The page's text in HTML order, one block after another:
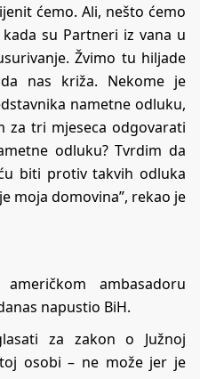
ćemo. Ali, nešto ćemo
su Partneri iz vana u
Žvimo tu hiljade
nas križa. Nekome je
nametne odluku,
za tri mjeseca odgovarati
odluku? Tvrdim da
biti protiv takvih odluka
moja domovina”, rekao je
ambasadoru
napustio BiH.
za zakon o Južnoj
osobi – ne može jer je